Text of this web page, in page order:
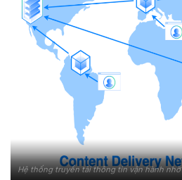
Hệ thống truyền tải thông tin vận hành